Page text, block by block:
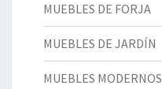
MUEBLES DE FORJA
MUEBLES DE JARDÍN
MUEBLES MODERNOS